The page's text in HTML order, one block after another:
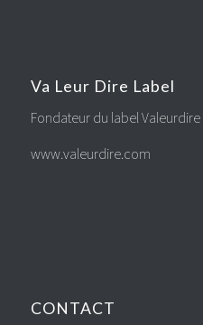
Va Leur Dire Label
Fondateur du label Valeurdire
www.valeurdire.com
CONTACT